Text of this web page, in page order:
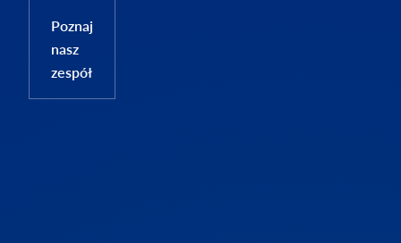
Poznaj
nasz
zespół